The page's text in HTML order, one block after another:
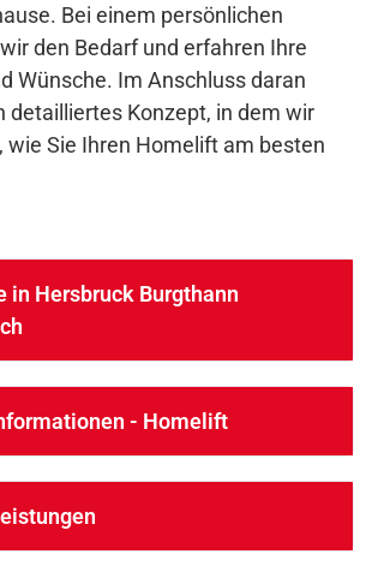
Bei einem persönlichen
den Bedarf und erfahren Ihre
Wünsche. Im Anschluss daran
detailliertes Konzept, in dem wir
wie Sie Ihren Homelift am besten
in Hersbruck Burgthann
- Homelift